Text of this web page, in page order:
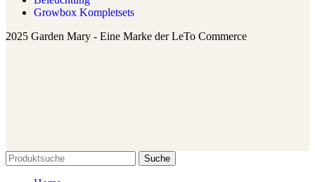
Growbox Kompletsets
2025 Garden Mary - Eine Marke der LeTo Commerce
Suche